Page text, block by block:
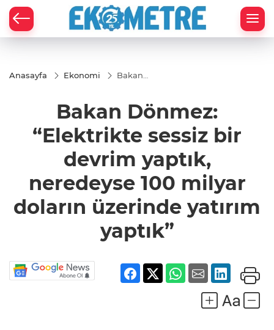
Anasayfa Ekonomi
Bakan
sessiz bir
devrim
neredeyse
100 milyar
doların
üzerinde
yatırım
yaptık”
Bakan Dönmez:
“Elektrikte sessiz bir
devrim yaptık,
neredeyse 100 milyar
doların üzerinde yatırım
yaptık”